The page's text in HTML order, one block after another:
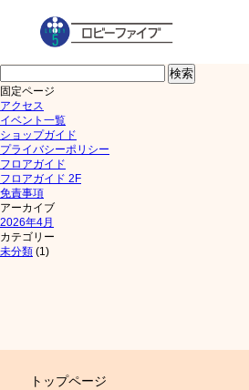
索:
固定ページ
アクセス
イベント一覧
ショップガイド
プライバシーポリシー
フロアガイド
フロアガイド 2F
免責事項
アーカイブ
2026年4月
カテゴリー
未分類 (1)
トップページ